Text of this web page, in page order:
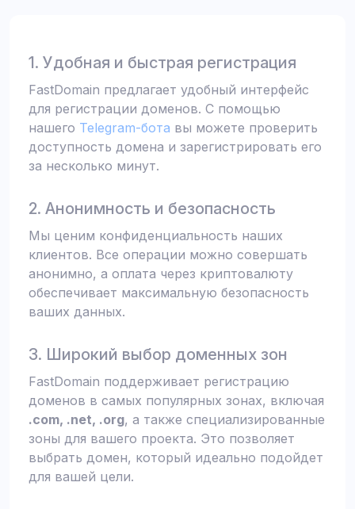
1. Удобная и быстрая регистрация
FastDomain предлагает удобный интерфейс
для регистрации доменов. С помощью
нашего Telegram-бота вы можете проверить
доступность домена и зарегистрировать его
за несколько минут.
2. Анонимность и безопасность
Мы ценим конфиденциальность наших
клиентов. Все операции можно совершать
анонимно, а оплата через криптовалюту
обеспечивает максимальную безопасность
ваших данных.
3. Широкий выбор доменных зон
FastDomain поддерживает регистрацию
доменов в самых популярных зонах, включая
.com, .net, .org, а также специализированные
зоны для вашего проекта. Это позволяет
выбрать домен, который идеально подойдет
для вашей цели.